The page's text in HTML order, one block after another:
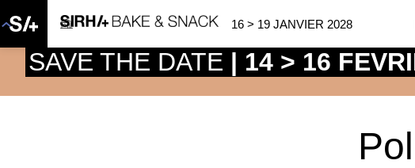
16 > 19 JANVIER 2028
SAVE THE DATE | 14 > 16